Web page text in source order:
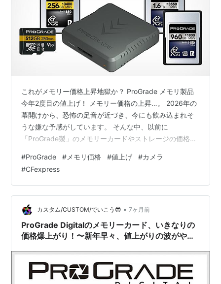
これがメモリー価格上昇地獄か？ ProGrade メモリ製品
今年2度目の値上げ！ メモリー価格の上昇…。 2026年の
幕開けから、恐怖の足音が近づき、今にも飲み込まれそ
うな嫌な予感がしています。 そんな中、以前に
「ProGrade製」のメモリーカードやストレージの価格が
EOS R1等に使う「CFexpressカード」を例にすると
「37％以上」の値上がりであり、種類やグレードによっ
ては当然それ以上の値上がりとなりました。 この段階
で、「これは想像以上にヤバいかも…」と感じていたの
ですが…。 何と、早くも「第2弾」の値上げが来ました。
今度はも…
#ProGrade # メモリ価格 #値上げ #カメラ
#CFexpress
カスタム/CUSTOM/でいこう😎 • 7ヶ月前
ProGrade Digitalのメモリーカード、いきなりの
価格爆上がり！〜新年早々、値上がりの波がやっ